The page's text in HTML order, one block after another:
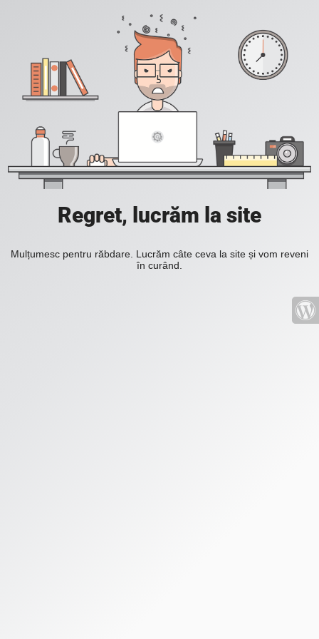
Regret, lucrăm la site
Mulțumesc pentru răbdare. Lucrăm câte ceva la site și vom reveni
în curând.